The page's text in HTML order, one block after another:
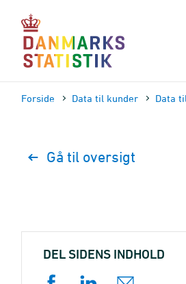
sidens
indhold
Forside Data til kunder Data
Gå til oversigt
DEL SIDENS INDHOLD